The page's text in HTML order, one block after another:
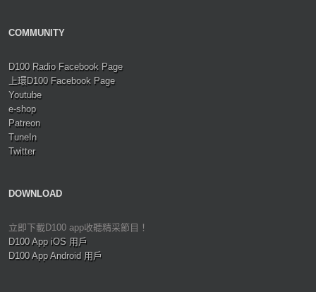
COMMUNITY
D100 Radio Facebook Page
上環D100 Facebook Page
Youtube
e-shop
Patreon
TuneIn
Twitter
DOWNLOAD
立即下載D100 app收聽精采節目！
D100 App iOS 用戶
D100 App Android 用戶